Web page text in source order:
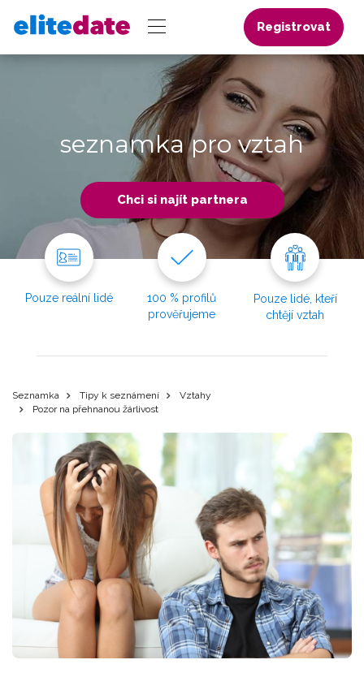
Registrovat
seznamka pro vztah
Chci si najít partnera
Pouze reální lidé
100 % profilů
prověřujeme
Pouze lidé, kteří
chtějí vztah
Seznamka Tipy k seznámení
Vztahy
Pozor na přehnanou žárlivost